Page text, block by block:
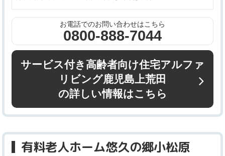
お電話でのお問い合わせはこちら
0800-888-7044
サービス付き高齢者向け住宅アルファ
リビング鹿児島上荒田
の詳しい情報はこちら
有料老人ホーム悠久の郷小松原